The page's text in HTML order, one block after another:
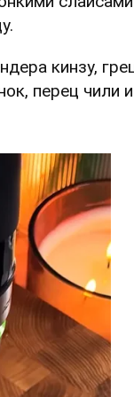
кинзу,
перец чили и